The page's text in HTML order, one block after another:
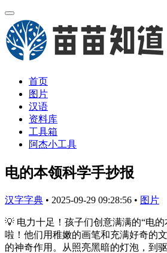
首页
图片
汉语
资料库
工具箱
阿杰小工具
电的本领科学手抄报
汉字字典 • 2025-09-29 09:28:56 • 图片
💡 电力十足！孩子们创意满满的“电
啦！他们用稚嫩的画笔和充满好奇的
的神奇作用。从照亮黑暗的灯泡，到